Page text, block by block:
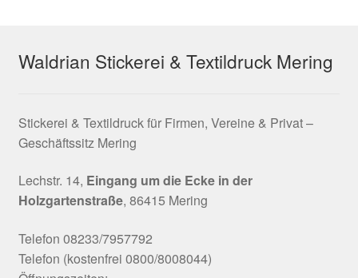
Waldrian Stickerei & Textildruck Mering
Stickerei & Textildruck für Firmen, Vereine & Privat –
Geschäftssitz Mering
Lechstr. 14, Eingang um die Ecke in der
Holzgartenstraße, 86415 Mering
Telefon 08233/7957792
Telefon (kostenfrei 0800/8008044)